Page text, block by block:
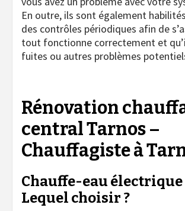
En outre, ils sont également
des contrôles périodiques afin de
tout fonctionne correctement et
fuites ou autres problèmes
Rénovation
central Tarnos –
Chauffagiste à
Chauffe-eau électrique
Lequel choisir ?